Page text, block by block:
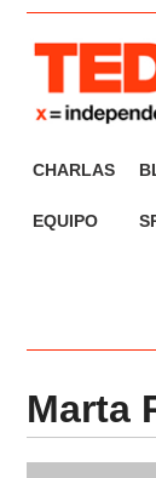
CHARLAS
EQUIPO
Marta